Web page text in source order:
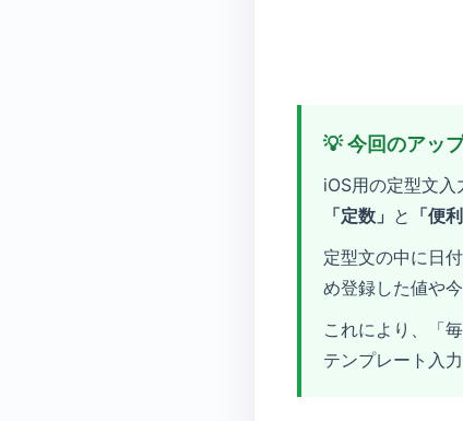
💡 今回のアッ
iOS用の定型文入
「定数」 と 「便
定型文の中に日
め登録した値や
これにより、「
テンプレート入